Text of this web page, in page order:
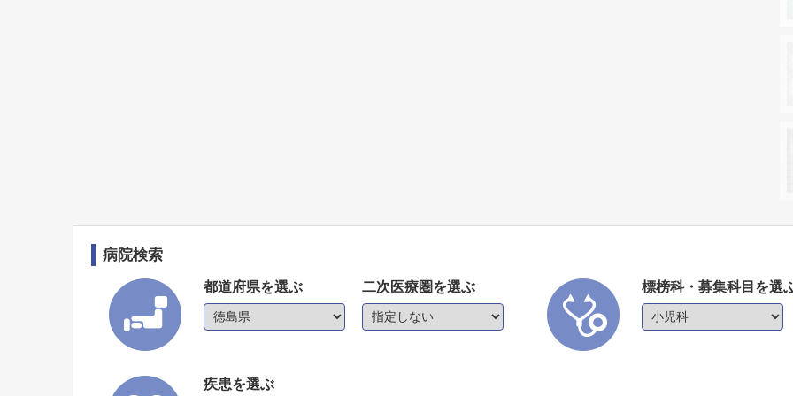
病院検索
都道府県を選ぶ 二次医療圏を選ぶ 標榜科・募集科目を選
疾患を選ぶ